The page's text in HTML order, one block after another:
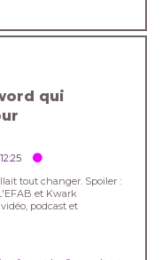
qui
12:25
tout changer. Spoiler :
et Kwark
podcast et